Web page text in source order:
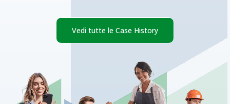
Vedi tutte le Case History